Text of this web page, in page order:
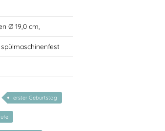
Ø 19,0 cm,
erster Geburtstag